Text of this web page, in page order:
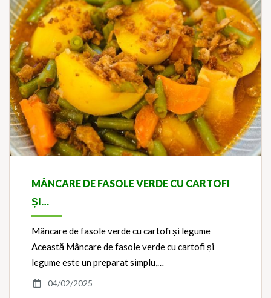
MÂNCARE DE FASOLE VERDE CU CARTOFI
ȘI…
Mâncare de fasole verde cu cartofi și legume
Această Mâncare de fasole verde cu cartofi și
legume este un preparat simplu,…
04/02/2025